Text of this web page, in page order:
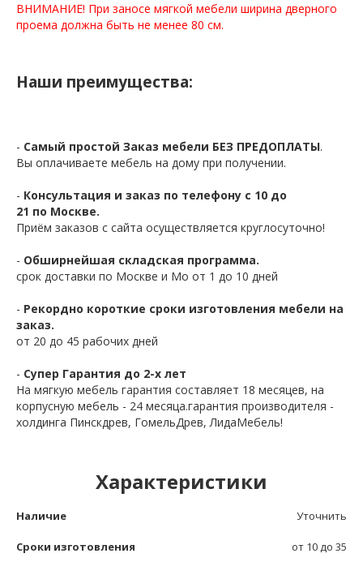
ВНИМАНИЕ! При заносе мягкой мебели ширина дверного
проема должна быть не менее 80 см.
Наши преимущества:
- Самый простой Заказ мебели БЕЗ ПРЕДОПЛАТЫ.
Вы оплачиваете мебель на дому при получении.
- Консультация и заказ по телефону с 10 до
21 по Москве.
Приём заказов с сайта осуществляется круглосуточно!
- Обширнейшая складская программа.
срок доставки по Москве и Мо от 1 до 10 дней
- Рекордно короткие сроки изготовления мебели на
заказ.
от 20 до 45 рабочих дней
- Супер Гарантия до 2-х лет
На мягкую мебель гарантия составляет 18 месяцев, на
корпусную мебель - 24 месяца.гарантия производителя -
холдинга Пинскдрев, ГомельДрев, ЛидаМебель!
Характеристики
Наличие Уточнить
Сроки изготовления от 10 до 35